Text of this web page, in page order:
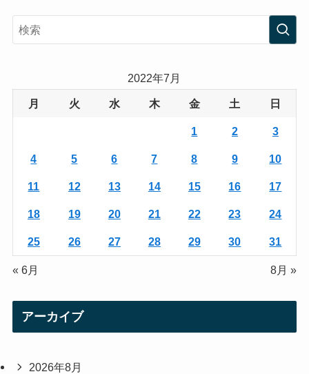
e
2022年7月
月 火 水 木 金 土 日
1 2 3
4 5 6 7 8 9 10
11 12 13 14 15 16 17
18 19 20 21 22 23 24
25 26 27 28 29 30 31
« 6月 8月 »
アーカイブ
2026年8月